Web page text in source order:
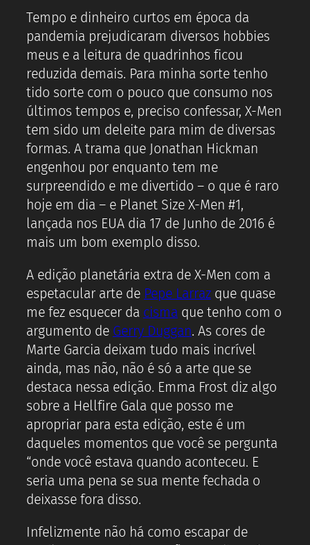
Tempo e dinheiro curtos em época da
pandemia prejudicaram diversos hobbies
meus e a leitura de quadrinhos ficou
reduzida demais. Para minha sorte tenho
tido sorte com o pouco que consumo nos
últimos tempos e, preciso confessar, X-Men
tem sido um deleite para mim de diversas
formas. A trama que Jonathan Hickman
engenhou por enquanto tem me
surpreendido e me divertido – o que é raro
hoje em dia – e Planet Size X-Men #1,
lançada nos EUA dia 17 de Junho de 2016 é
mais um bom exemplo disso.
A edição planetária extra de X-Men com a
espetacular arte de Pepe Larrazque quase
me fez esquecer da cisma que tenho com o
argumento de Gerry Duggan. As cores de
Marte Garcia deixam tudo mais incrível
ainda, mas não, não é só a arte que se
destaca nessa edição. Emma Frost diz algo
sobre a Hellfire Gala que posso me
apropriar para esta edição, este é um
daqueles momentos que você se pergunta
“onde você estava quando aconteceu. E
seria uma pena se sua mente fechada o
deixasse fora disso.
Infelizmente não há como escapar de